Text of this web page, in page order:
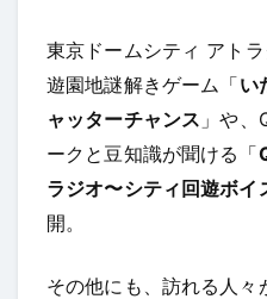
東京ドームシティ アト
遊園地謎解きゲーム「い
ャッターチャンス 」や
ークと豆知識が聞ける「
ラジオ〜シティ回遊ボイ
開。
その他にも、訪れる人